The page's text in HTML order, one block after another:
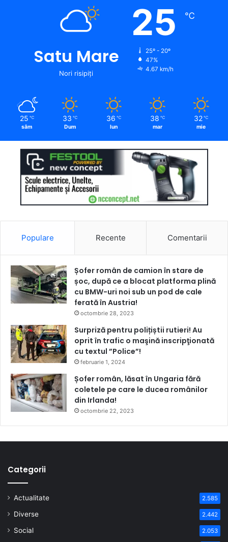
Satu Mare
Nori risipiți
25 ℃
25º - 20º
47%
4.67 km/h
25 ℃
sâm
33 ℃
Dum
36 ℃
lun
38 ℃
mar
32 ℃
mie
Populare Recente Comentarii
Șofer român de camion în stare de
șoc, după ce a blocat platforma plină
cu BMW-uri noi sub un pod de cale
ferată în Austria!
octombrie 28, 2023
Surpriză pentru polițiștii rutieri! Au
oprit în trafic o maşină inscripţionată
cu textul ”Police”!
februarie 1, 2024
Șofer român, lăsat în Ungaria fără
coletele pe care le ducea românilor
din Irlanda!
octombrie 22, 2023
Categorii
Actualitate 2.585
Diverse 2.442
Social 2.053